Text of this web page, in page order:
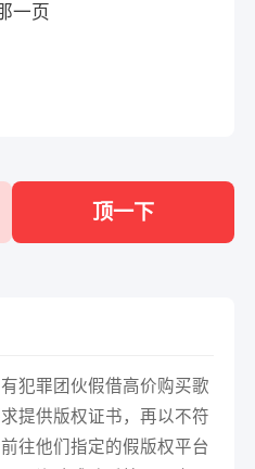
一页
顶一下
犯罪团伙假借高价购买歌
提供版权证书，再以不符
往他们指定的假版权平台